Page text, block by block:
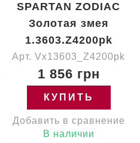
SPARTAN ZODIAC
Золотая змея
1.3603.Z4200pk
Арт. Vx13603_Z4200pk
1 856 грн
КУПИТЬ
Добавить в сравнение
В наличии